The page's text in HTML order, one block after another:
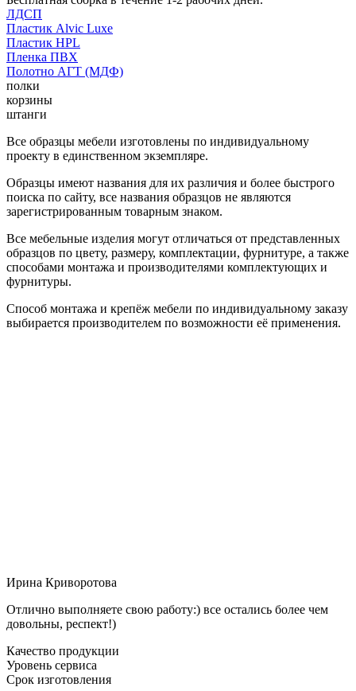
ЛДСП
Пластик Alvic Luxe
Пластик HPL
Пленка ПВХ
Полотно АГТ (МДФ)
полки
корзины
штанги
Все образцы мебели изготовлены по индивидуальному
проекту в единственном экземпляре.
Образцы имеют названия для их различия и более быстрого
поиска по сайту, все названия образцов не являются
зарегистрированным товарным знаком.
Все мебельные изделия могут отличаться от представленных
образцов по цвету, размеру, комплектации, фурнитуре, а также
способами монтажа и производителями комплектующих и
фурнитуры.
Способ монтажа и крепёж мебели по индивидуальному заказу
выбирается производителем по возможности её применения.
Ирина Криворотова
Отлично выполняете свою работу:) все остались более чем
довольны, респект!)
Качество продукции
Уровень сервиса
Срок изготовления